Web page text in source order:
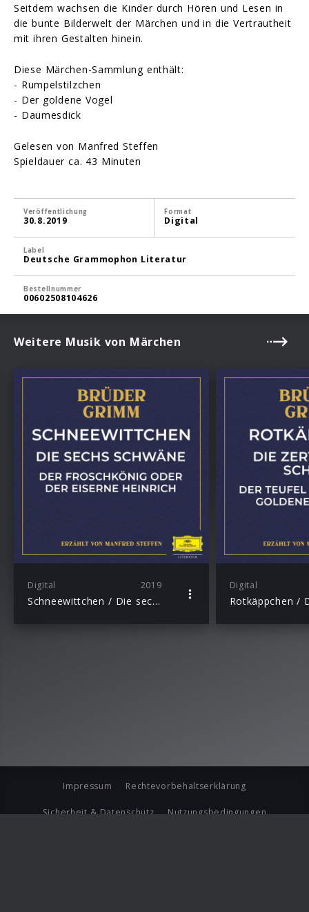
Seitdem wachsen die Kinder durch Hören und Lesen in
die bunte Bilderwelt der Märchen und in die Vertrautheit
mit ihren Gestalten hinein.
Diese Märchen-Sammlung enthält:
- Rumpelstilzchen
- Der goldene Vogel
- Daumesdick
Gelesen von Manfred Steffen
Spieldauer ca. 43 Minuten
Veröffentlichung
30.8.2019
Format
Digital
Label
Deutsche Grammophon Literatur
Bestellnummer
00602508104626
Weitere Musik von Märchen
Digital 2019
Schneewittchen / Die sechs Schwäne / Der Froschkönig oder der eiserne Heinrich
Digital
Impressum Rechtevorbehaltserklärung
Sicherheit & Datenschutz Nutzungsbedingungen